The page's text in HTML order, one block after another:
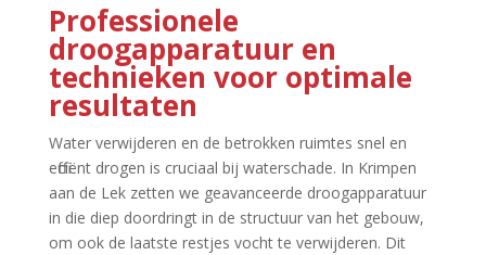
Professionele
droogapparatuur en
technieken voor optimale
resultaten
Water verwijderen en de betrokken ruimtes snel en
efficiënt drogen is cruciaal bij waterschade.​ In Krimpen
aan de Lek zetten we geavanceerde droogapparatuur
in die diep doordringt in de structuur van het gebouw,
om ook de laatste restjes vocht te verwijderen.​ Dit